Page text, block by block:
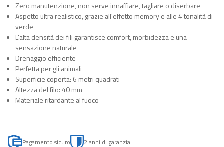
Zero manutenzione, non serve innaffiare, tagliare o diserbare
Aspetto ultra realistico, grazie all'effetto memory e alle 4 tonalità di
verde
L'alta densità dei fili garantisce comfort, morbidezza e una
sensazione naturale
Drenaggio efficiente
Perfetta per gli animali
Superficie coperta: 6 metri quadrati
Altezza del filo: 40 mm
Materiale ritardante al fuoco
Pagamento sicuro
2 anni di garanzia